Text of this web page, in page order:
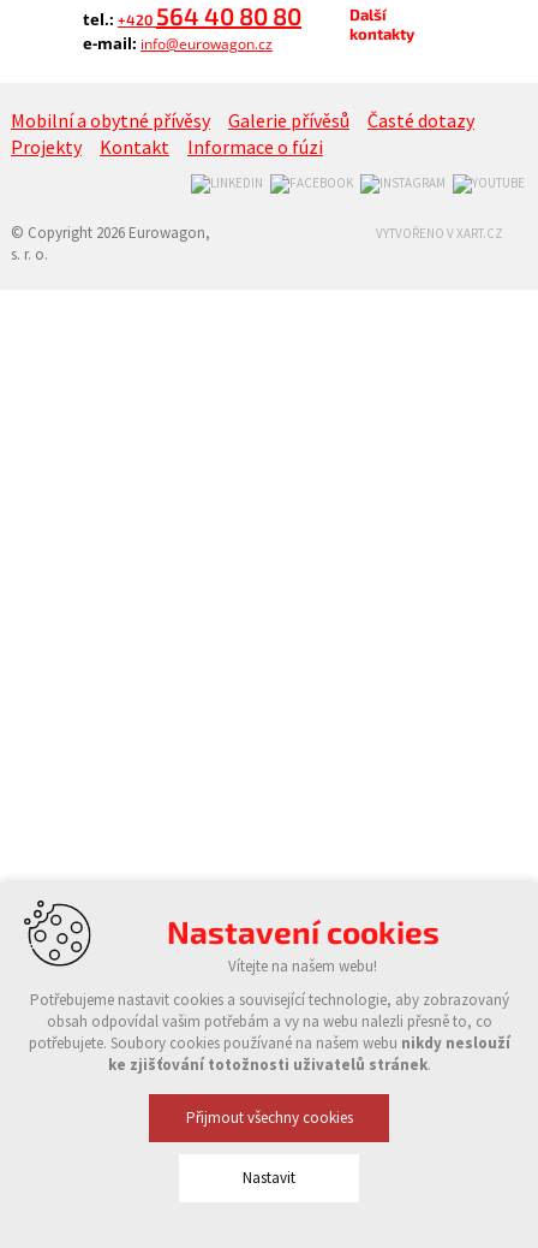
tel.: +420 564 40 80 80
e-mail: info@eurowagon.cz
Další
kontakty
Mobilní a obytné přívěsy Galerie přívěsů
Časté dotazy
Projekty
Kontakt Informace o fúzi
© Copyright 2026 Eurowagon,
s. r. o.
VYTVOŘENO V XART.CZ
Nastavení cookies
Vítejte na našem webu!
Potřebujeme nastavit cookies a související technologie, aby zobrazovaný
obsah odpovídal vašim potřebám a vy na webu nalezli přesně to, co
potřebujete. Soubory cookies používané na našem webu nikdy neslouží
ke zjišťování totožnosti uživatelů stránek.
Přijmout všechny cookies
Nastavit